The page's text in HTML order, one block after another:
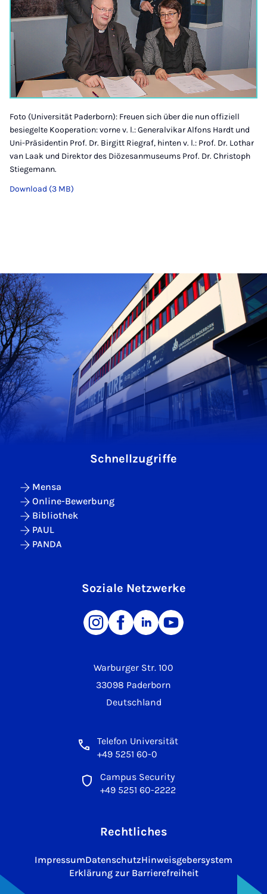
Foto (Universität Paderborn): Freuen sich über die nun offiziell
besiegelte Kooperation: vorne v. l.: Generalvikar Alfons Hardt und
Uni-Präsidentin Prof. Dr. Birgitt Riegraf, hinten v. l.: Prof. Dr. Lothar
van Laak und Direktor des Diözesanmuseums Prof. Dr. Christoph
Stiegemann.
Download (3 MB)
Warburger Str. 100
33098 Paderborn
Deutschland
Telefon Universität
+49 5251 60-0
Campus Security
+49 5251 60-2222
Schnellzugriffe
Mensa
Online-Bewerbung
Bibliothek
PAUL
PANDA
Soziale Netzwerke
Rechtliches
ImpressumDatenschutzHinweisgebersystem
Erklärung zur Barrierefreiheit